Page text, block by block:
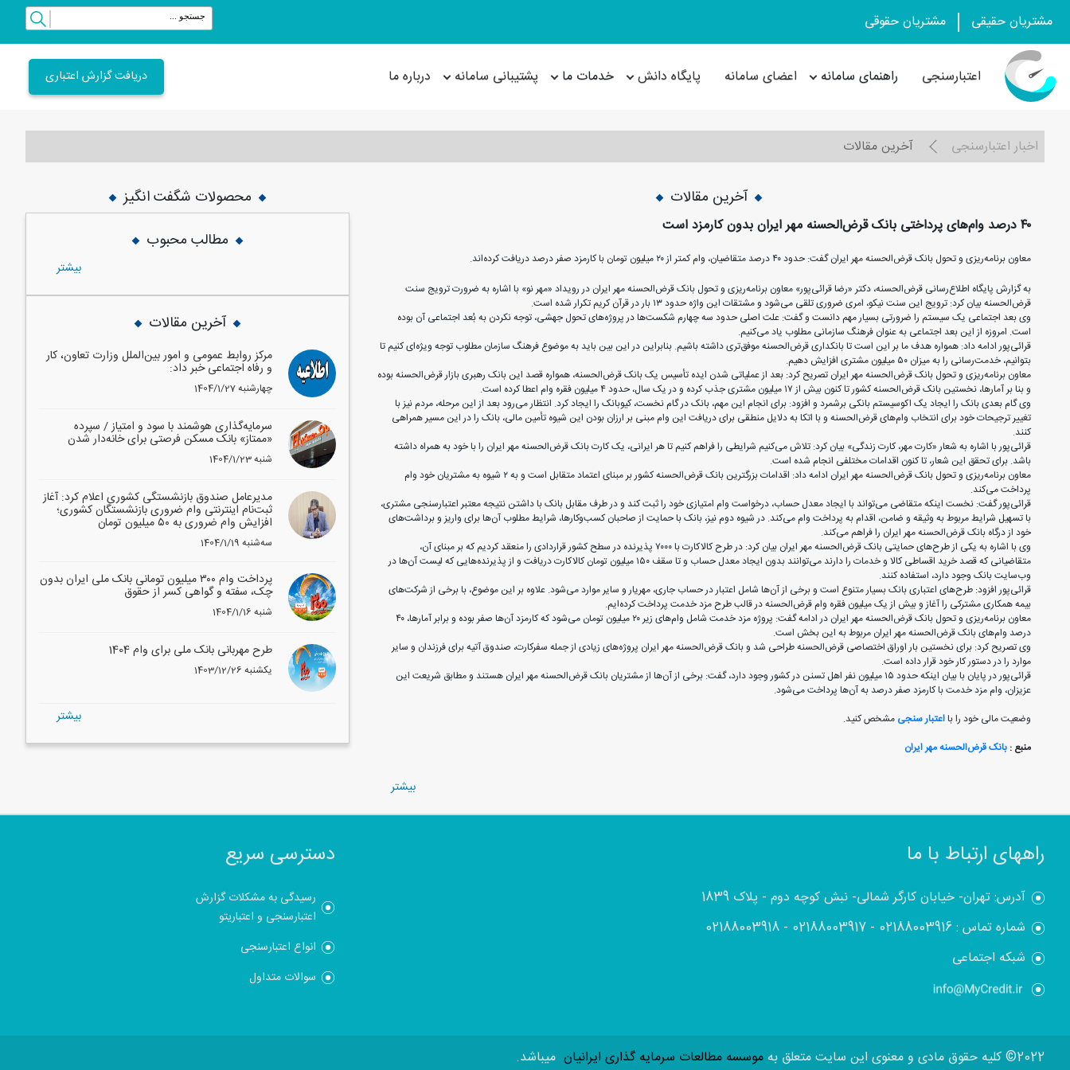
مشتریان حقیقی مشتریان حقوقی
اعتبارسنجی راهنمای سامانه اعضای سامانه پایگاه دانش خدمات ما پشتیبانی سامانه درباره ما دریافت گزارش اعتباری
اخبار اعتبارسنجی آخرین مقالات
آخرین مقالات
۴۰ درصد وام‌های پرداختی بانک قرض‌الحسنه مهر ایران بدون کارمزد است
معاون برنامه‌ریزی و تحول بانک قرض‌الحسنه مهر ایران گفت: حدود ۴۰ درصد متقاضیان، وام کمتر از ۲۰ میلیون تومان با کارمزد صفر درصد دریافت کرده‌اند.
به گزارش پایگاه اطلاع‌رسانی قرض‌الحسنه، دکتر «رضا قرائی‌پور» معاون برنامه‌ریزی و تحول بانک قرض‌الحسنه مهر ایران در رویداد «مهر نو» با اشاره به ضرورت ترویج سنت
قرض‌الحسنه بیان کرد: ترویج این سنت نیکو، امری ضروری تلقی می‌شود و مشتقات این واژه حدود ۱۳ بار در قرآن کریم تکرار شده است.
وی بعد اجتماعی یک سیستم را ضرورتی بسیار مهم دانست و گفت: علت اصلی حدود سه چهارم شکست‌ها در پروژه‌های تحول جهشی، توجه نکردن به بُعد اجتماعی آن بوده
است. امروزه از این بعد اجتماعی به عنوان فرهنگ سازمانی مطلوب یاد می‌کنیم.
قرائی‌پور ادامه داد: همواره هدف ما بر این است تا بانکداری قرض‌الحسنه موفق‌تری داشته باشیم. بنابراین در این بین باید به موضوع فرهنگ سازمان مطلوب توجه ویژه‌ای کنیم تا
بتوانیم، خدمت‌رسانی را به میزان ۵۰ میلیون مشتری افزایش دهیم.
معاون برنامه‌ریزی و تحول بانک قرض‌الحسنه مهر ایران تصریح کرد: بعد از عملیاتی شدن ایده تأسیس یک بانک قرض‌الحسنه، همواره قصد این بانک رهبری بازار قرض‌الحسنه بوده
و بنا بر آمارها، نخستین بانک قرض‌الحسنه کشور تا کنون بیش از ۱۷ میلیون مشتری جذب کرده و در یک سال، حدود ۴ میلیون فقره وام اعطا کرده است.
وی گام بعدی بانک را ایجاد یک اکوسیستم بانکی برشمرد و افزود: برای انجام این مهم، بانک در گام نخست، کیوبانک را ایجاد کرد. انتظار می‌رود بعد از این مرحله، مردم نیز با
تغییر ترجیحات خود برای انتخاب وام‌های قرض‌الحسنه و با اتکا به دلایل منطقی برای دریافت این وام مبنی بر ارزان بودن این شیوه تأمین مالی، بانک را در این مسیر همراهی
کنند.
قرائی‌پور با اشاره به شعار «کارت مهر، کارت زندگی» بیان کرد: تلاش می‌کنیم شرایطی را فراهم کنیم تا هر ایرانی، یک کارت بانک قرض‌الحسنه مهر ایران را با خود به همراه داشته
باشد. برای تحقق این شعار، تا کنون اقدامات مختلفی انجام شده است.
معاون برنامه‌ریزی و تحول بانک قرض‌الحسنه مهر ایران ادامه داد: اقدامات بزرگترین بانک قرض‌الحسنه کشور بر مبنای اعتماد متقابل است و به ۲ شیوه به مشتریان خود وام
پرداخت می‌کند.
قرائی‌پور گفت: نخست اینکه متقاضی می‌تواند با ایجاد معدل حساب، درخواست وام امتیازی خود را ثبت کند و در طرف مقابل بانک با داشتن نتیجه معتبر اعتبارسنجی مشتری،
با تسهیل شرایط مربوط به وثیقه و ضامن، اقدام به پرداخت وام می‌کند. در شیوه دوم نیز، بانک با حمایت از صاحبان کسب‌وکارها، شرایط مطلوب آن‌ها برای واریز و برداشت‌های
خود از درگاه بانک قرض‌الحسنه مهر ایران را فراهم می‌کند.
وی با اشاره به یکی از طرح‌های حمایتی بانک قرض‌الحسنه مهر ایران بیان کرد: در طرح کالاکارت با ۷۰۰۰ پذیرنده در سطح کشور قراردادی را منعقد کردیم که بر مبنای آن،
متقاضیانی که قصد خرید اقساطی کالا و خدمات را دارند می‌توانند بدون ایجاد معدل حساب و تا سقف ۱۵۰ میلیون تومان کالاکارت دریافت و از پذیرنده‌هایی که لیست آن‌ها در
وب‌سایت بانک وجود دارد، استفاده کنند.
قرائی‌پور افزود: طرح‌های اعتباری بانک بسیار متنوع است و برخی از آن‌ها شامل اعتبار در حساب جاری، مهریار و سایر موارد می‌شود. علاوه ‌بر این موضوع، با برخی از شرکت‌های
بیمه همکاری مشترکی را آغاز و بیش از یک میلیون فقره وام قرض‌الحسنه در قالب طرح مزد خدمت پرداخت کرده‌ایم.
معاون برنامه‌ریزی و تحول بانک قرض‌الحسنه مهر ایران در ادامه گفت: پروژه مزد خدمت شامل وام‌های زیر ۲۰ میلیون تومان می‌شود که کارمزد آن‌ها صفر بوده و برابر آمارها، ۴۰
درصد وام‌های بانک قرض‌الحسنه مهر ایران مربوط به این بخش است.
وی تصریح کرد: برای نخستین بار اوراق اختصاصی قرض‌الحسنه طراحی شد و بانک قرض‌الحسنه مهر ایران پروژه‌های زیادی از جمله سفرکارت، صندوق آتیه برای فرزندان و سایر
موارد را در دستور کار خود قرار داده است.
قرائی‌پور در پایان با بیان اینکه حدود ۱۵ میلیون نفر اهل تسنن در کشور وجود دارد، گفت: برخی از آن‌ها از مشتریان بانک قرض‌الحسنه مهر ایران هستند و مطابق شریعت این
عزیزان، وام مزد خدمت با کارمزد صفر درصد به آن‌ها پرداخت می‌شود.
وضعیت مالی خود را بااعتبار سنجی مشخص کنید.
منبع : بانک قرض‌الحسنه مهر ایران
بيشتر
محصولات شگفت انگیز
مطالب محبوب
بيشتر
آخرین مقالات
مرکز روابط عمومی و امور بین‌الملل وزارت تعاون، کار
و رفاه اجتماعی خبر داد:
1404/1/27 چهارشنبه
سرمایه‌گذاری هوشمند با سود و امتیاز / سپرده
«ممتاز» بانک مسکن فرصتی برای خانه‌دار شدن
1404/1/23 شنبه
مدیرعامل صندوق بازنشستگی کشوری اعلام کرد: آغاز
ثبت‌نام اینترنتی وام ضروری بازنشستگان کشوری؛
افزایش وام ضروری به ۵۰ میلیون تومان
1404/1/19 سه‌شنبه
پرداخت وام ۳۰۰ میلیون تومانی بانک ملی ایران بدون
چک، سفته و گواهی کسر از حقوق
1404/1/16 شنبه
طرح مهربانی بانک ملی برای وام 1404
1403/12/26 یکشنبه
بيشتر
راههای ارتباط با ما
آدرس: تهران- خیابان کارگر شمالی- نبش کوچه دوم - پلاک 1839
شماره تماس :02188003916
-
02188003917
-
02188003918
شبکه اجتماعی
دسترسی سریع
رسیدگی به مشکلات گزارش
اعتبارسنجی و اعتباریتو
انواع اعتبارسنجی
سوالات متداول
2022© کلیه حقوق مادی و معنوی این سایت متعلق به موسسه مطالعات سرمایه گذاری ایرانیان میباشد.